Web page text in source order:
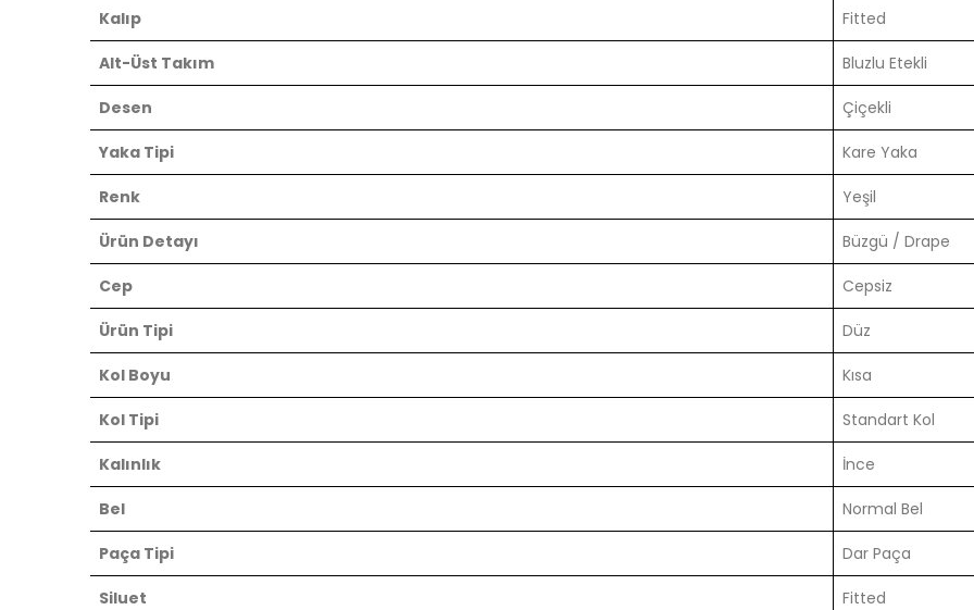
Kalıp Fitted
Alt-Üst Takım Bluzlu Etekli
Desen Çiçekli
Yaka Tipi Kare Yaka
Renk Yeşil
Ürün Detayı Büzgü / Drape
Cep Cepsiz
Ürün Tipi Düz
Kol Boyu Kısa
Kol Tipi Standart Kol
Kalınlık İnce
Bel Normal Bel
Paça Tipi Dar Paça
Siluet Fitted